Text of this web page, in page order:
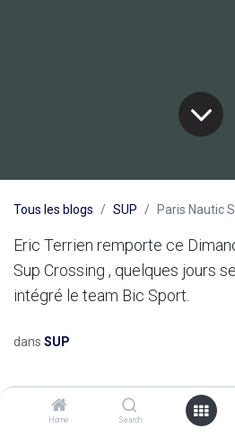
Home Search
Tous les blogs SUP Paris Nautic
Eric Terrien remporte ce
Sup Crossing , quelques jours
intégré le team Bic Sport.
dans SUP